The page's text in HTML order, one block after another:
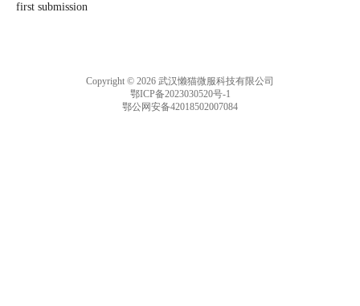
first submission
Copyright © 2026 武汉懒猫微服科技有限公司
鄂ICP备2023030520号-1
鄂公网安备42018502007084